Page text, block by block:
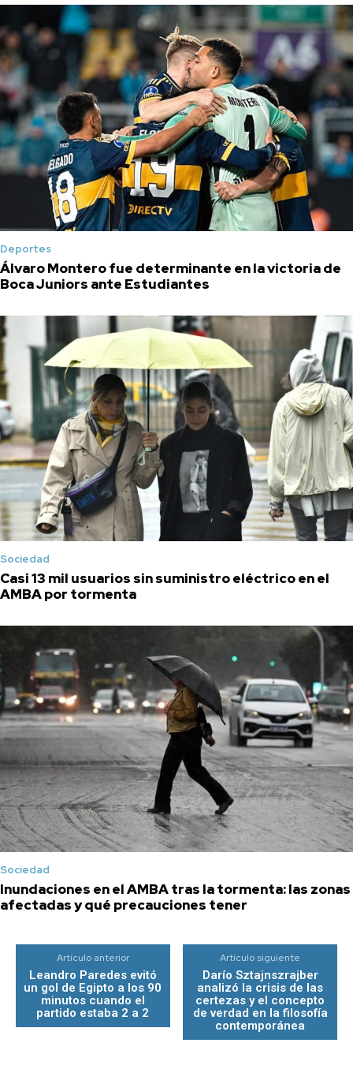
Deportes
Álvaro Montero fue determinante en la victoria de
Boca Juniors ante Estudiantes
Sociedad
Casi 13 mil usuarios sin suministro eléctrico en el
AMBA por tormenta
Sociedad
Inundaciones en el AMBA tras la tormenta: las zonas
afectadas y qué precauciones tener
Artículo anterior
Leandro Paredes evitó
un gol de Egipto a los 90
minutos cuando el
partido estaba 2 a 2
Artículo siguiente
Darío Sztajnszrajber
analizó la crisis de las
certezas y el concepto
de verdad en la filosofía
contemporánea